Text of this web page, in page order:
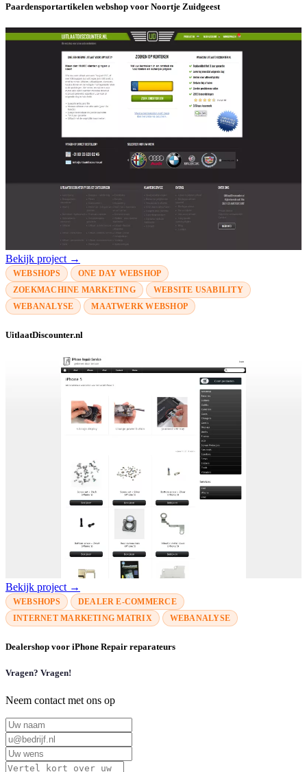
Paardensportartikelen webshop voor Noortje Zuidgeest
Bekijk project →
WEBSHOPS
ONE DAY WEBSHOP
ZOEKMACHINE MARKETING
WEBSITE USABILITY
WEBANALYSE
MAATWERK WEBSHOP
UitlaatDiscounter.nl
Bekijk project →
WEBSHOPS
DEALER E-COMMERCE
INTERNET MARKETING MATRIX
WEBANALYSE
Dealershop voor iPhone Repair reparateurs
Vragen? Vragen!
Neem contact met ons op